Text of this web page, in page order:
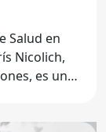
Salud en
es un